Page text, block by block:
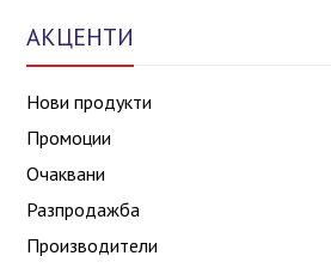
АКЦЕНТИ
Нови продукти
Промоции
Очаквани
Разпродажба
Производители